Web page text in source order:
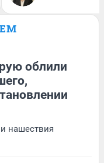
облили
нашествия